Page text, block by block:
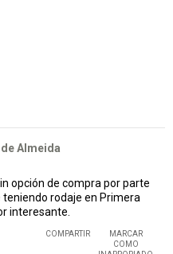
Almeida
opción de compra por parte
teniendo rodaje en Primera
interesante.
COMPARTIR
MARCAR
COMO